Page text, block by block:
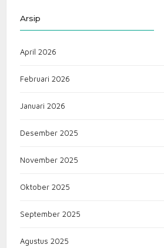
Arsip
April 2026
Februari 2026
Januari 2026
Desember 2025
November 2025
Oktober 2025
September 2025
Agustus 2025